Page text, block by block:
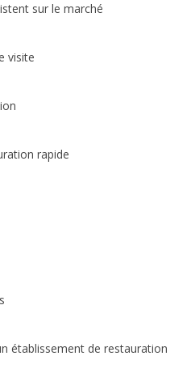
existent sur le marché
» rapport de visite
de mission
restauration rapide
automobile
service
questionnaires
établissement de restauration